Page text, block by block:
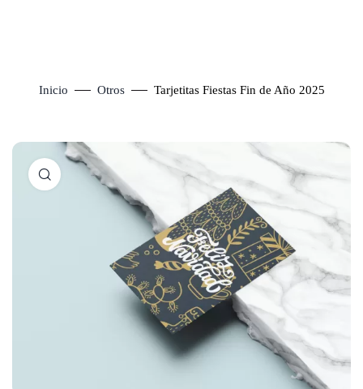
Inicio Otros Tarjetitas Fiestas Fin de Año 2025
Click to enlarge